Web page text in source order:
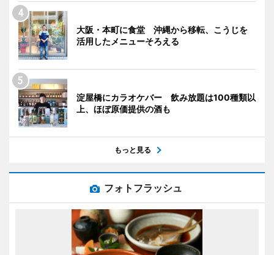
大阪・本町に食堂 沖縄から移転、こうじを
活用したメニューそろえる
淀屋橋にカラオケバー 飲み放題は100種類以
上、ほぼ原価提供の酒も
もっと見る
フォトフラッシュ